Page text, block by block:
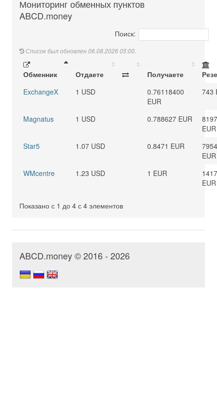
Мониторинг обменных пунктов
ABCD.money
Поиск:
Список был обновлен 06.08.2026 05:00.
Обменник Отдаете Получаете
ExchangeX
1 USD
0.76118400
EUR
743
Magnatus 1 USD 0.788627 EUR
EUR
Star5
1.07 USD 0.8471 EUR
EUR
WMcentre
1.23 USD 1 EUR
EUR
Показано с 1 до 4 с 4 элементов
ABCD.money © 2016 - 2026